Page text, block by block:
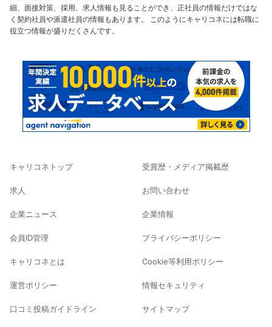
細、面接対策、採用、求人情報も見ることができ、正社員の情報だけではな
く契約社員や派遣社員の情報もあります。 このようにキャリコネには転職に
役立つ情報が盛りだくさんです。
キャリコネトップ
求人
企業ニュース
会員ID管理
キャリコネとは
運営ポリシー
口コミ投稿ガイドライン
受賞歴・メディア掲載歴
お問い合わせ
企業情報
プライバシーポリシー
Cookie等利用ポリシー
情報セキュリティ
サイトマップ